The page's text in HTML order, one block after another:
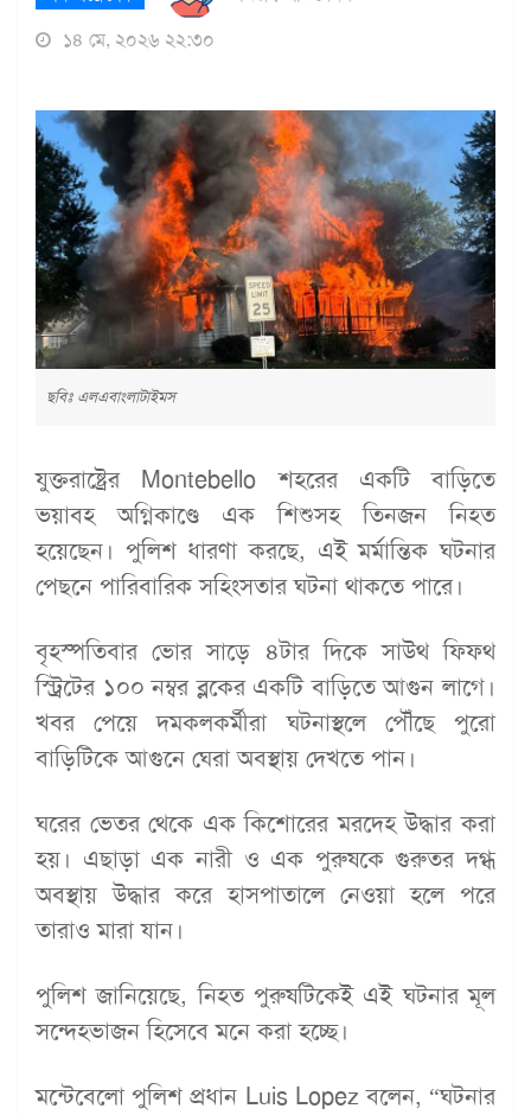
১৪ মে, ২০২৬ ২২:৩০
ছবিঃ এলএবাংলাটাইমস
যুক্তরাষ্ট্রের Montebello শহরের একটি বাড়িতে
ভয়াবহ অগ্নিকাণ্ডে এক শিশুসহ তিনজন নিহত
হয়েছেন। পুলিশ ধারণা করছে, এই মর্মান্তিক ঘটনার
পেছনে পারিবারিক সহিংসতার ঘটনা থাকতে পারে।
বৃহস্পতিবার ভোর সাড়ে ৪টার দিকে সাউথ ফিফথ
স্ট্রিটের ১০০ নম্বর ব্লকের একটি বাড়িতে আগুন লাগে।
খবর পেয়ে দমকলকর্মীরা ঘটনাস্থলে পৌঁছে পুরো
বাড়িটিকে আগুনে ঘেরা অবস্থায় দেখতে পান।
ঘরের ভেতর থেকে এক কিশোরের মরদেহ উদ্ধার করা
হয়। এছাড়া এক নারী ও এক পুরুষকে গুরুতর দগ্ধ
অবস্থায় উদ্ধার করে হাসপাতালে নেওয়া হলে পরে
তারাও মারা যান।
পুলিশ জানিয়েছে, নিহত পুরুষটিকেই এই ঘটনার মূল
সন্দেহভাজন হিসেবে মনে করা হচ্ছে।
মন্টেবেলো পুলিশ প্রধান Luis Lopez বলেন, “ঘটনার